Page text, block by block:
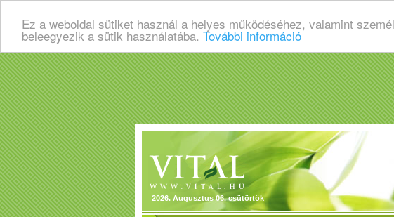
Ez a weboldal sütiket használ a helyes működéséhez, valamint
beleegyezik a sütik használatába. További információ
2026. Augusztus 06. csütörtök